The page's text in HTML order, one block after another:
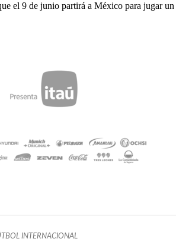
el 9 de junio partirá a México para jugar un
INTERNACIONAL